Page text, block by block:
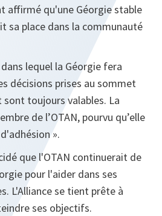
affirmé qu'une Géorgie stable
sa place dans la communauté
lequel la Géorgie fera
décisions prises au sommet
sont toujours valables. La
de l’OTAN, pourvu qu’elle
».
que l'OTAN continuerait de
pour l'aider dans ses
L'Alliance se tient prête à
ses objectifs.